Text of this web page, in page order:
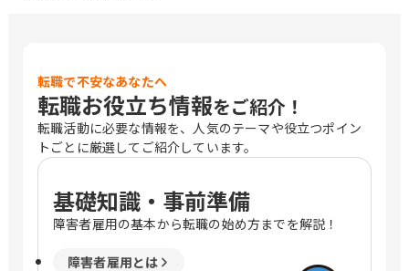
転職で不安なあなたへ
転職お役立ち情報をご紹介！
転職活動に必要な情報を、人気のテーマや役立つポイン
トごとに厳選してご紹介しています。
基礎知識・事前準備
障害者雇用の基本から転職の始め方までを解説！
障害者雇用とは